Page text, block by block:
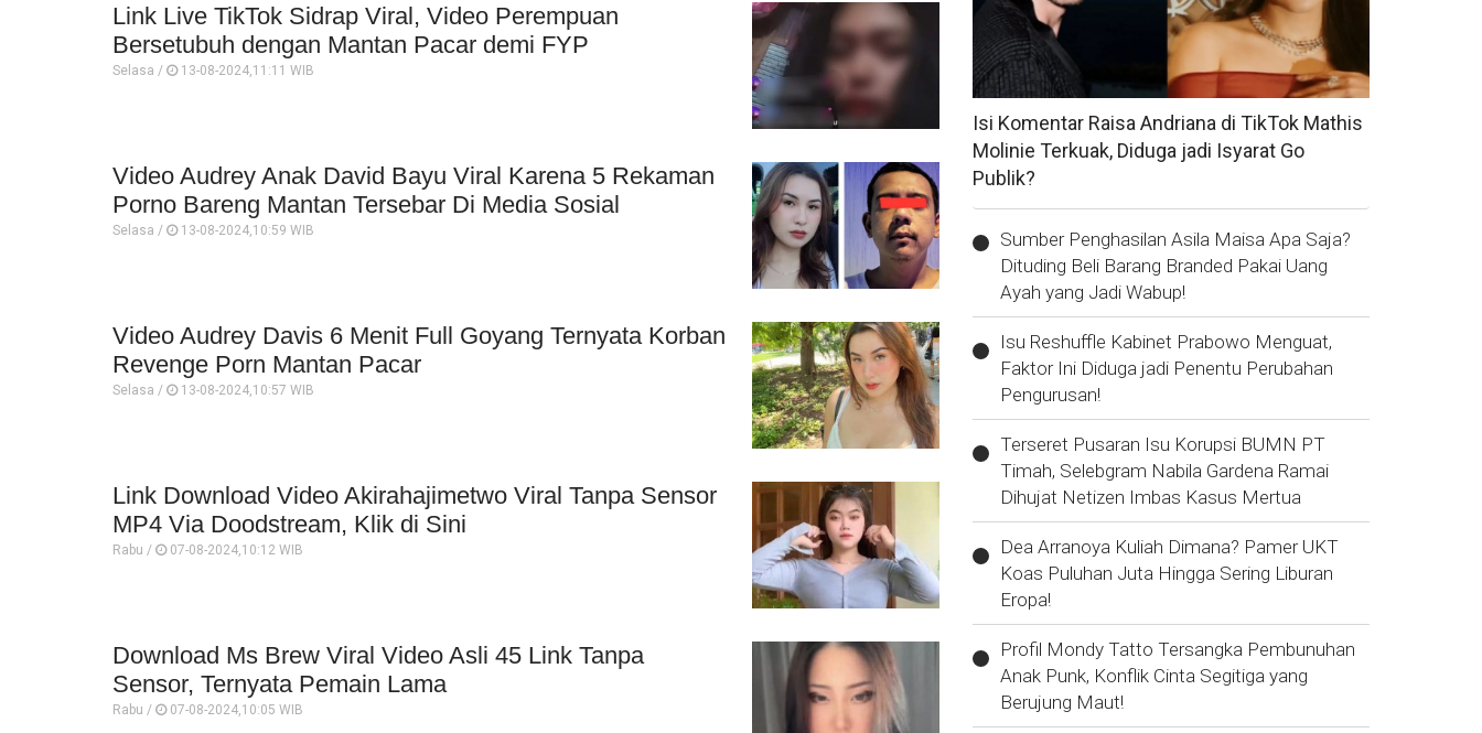
Link Live TikTok Sidrap Viral, Video Perempuan
Bersetubuh dengan Mantan Pacar demi FYP
Selasa / 13-08-2024,11:11 WIB
Video Audrey Anak David Bayu Viral Karena 5 Rekaman
Porno Bareng Mantan Tersebar Di Media Sosial
Selasa / 13-08-2024,10:59 WIB
Video Audrey Davis 6 Menit Full Goyang Ternyata Korban
Revenge Porn Mantan Pacar
Selasa / 13-08-2024,10:57 WIB
Link Download Video Akirahajimetwo Viral Tanpa Sensor
MP4 Via Doodstream, Klik di Sini
Rabu / 07-08-2024,10:12 WIB
Download Ms Brew Viral Video Asli 45 Link Tanpa
Sensor, Ternyata Pemain Lama
Rabu / 07-08-2024,10:05 WIB
Isi Komentar Raisa Andriana di TikTok Mathis
Molinie Terkuak, Diduga jadi Isyarat Go
Publik?
Sumber Penghasilan Asila Maisa Apa Saja?
Dituding Beli Barang Branded Pakai Uang
Ayah yang Jadi Wabup!
Isu Reshuffle Kabinet Prabowo Menguat,
Faktor Ini Diduga jadi Penentu Perubahan
Pengurusan!
Terseret Pusaran Isu Korupsi BUMN PT
Timah, Selebgram Nabila Gardena Ramai
Dihujat Netizen Imbas Kasus Mertua
Dea Arranoya Kuliah Dimana? Pamer UKT
Koas Puluhan Juta Hingga Sering Liburan
Eropa!
Profil Mondy Tatto Tersangka Pembunuhan
Anak Punk, Konflik Cinta Segitiga yang
Berujung Maut!